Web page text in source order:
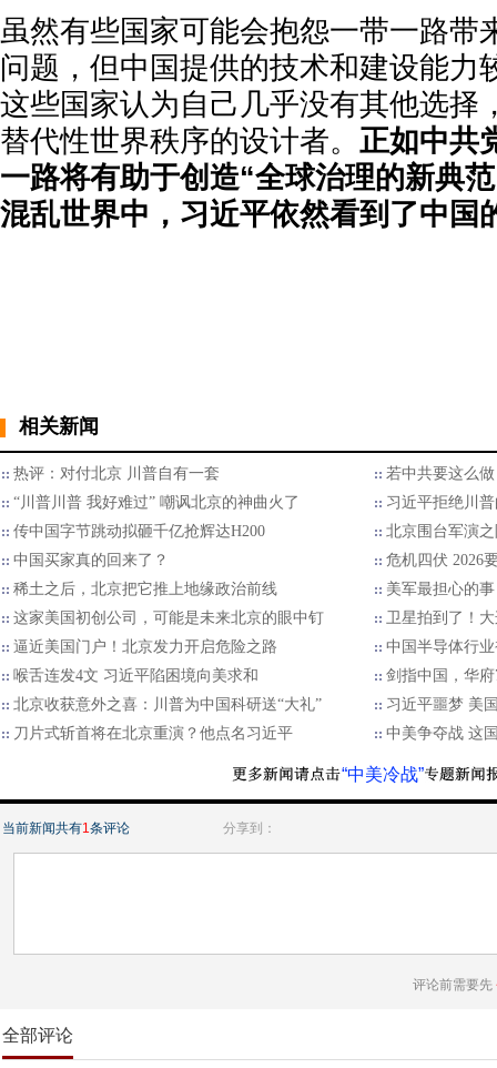
虽然有些国家可能会抱怨一带一路带
问题，但中国提供的技术和建设能力
这些国家认为自己几乎没有其他选择
替代性世界秩序的设计者。 正如中共
一路将有助于创造“全球治理的新典
混乱世界中，习近平依然看到了中国
相关新闻
热评：对付北京 川普自有一套
若中共要这么
“川普川普 我好难过” 嘲讽北京的神曲火了
习近平拒绝川普
传中国字节跳动拟砸千亿抢辉达H200
北京围台军演
中国买家真的回来了？
危机四伏 2026
稀土之后，北京把它推上地缘政治前线
美军最担心的
这家美国初创公司，可能是未来北京的眼中钉
卫星拍到了！
逼近美国门户！北京发力开启危险之路
中国半导体行
喉舌连发4文 习近平陷困境向美求和
剑指中国，华
北京收获意外之喜：川普为中国科研送“大礼”
习近平噩梦 美
刀片式斩首将在北京重演？他点名习近平
中美争夺战 这
“中美冷战”
当前新闻共有1条评论 分享到：
评论前需要先
全部评论